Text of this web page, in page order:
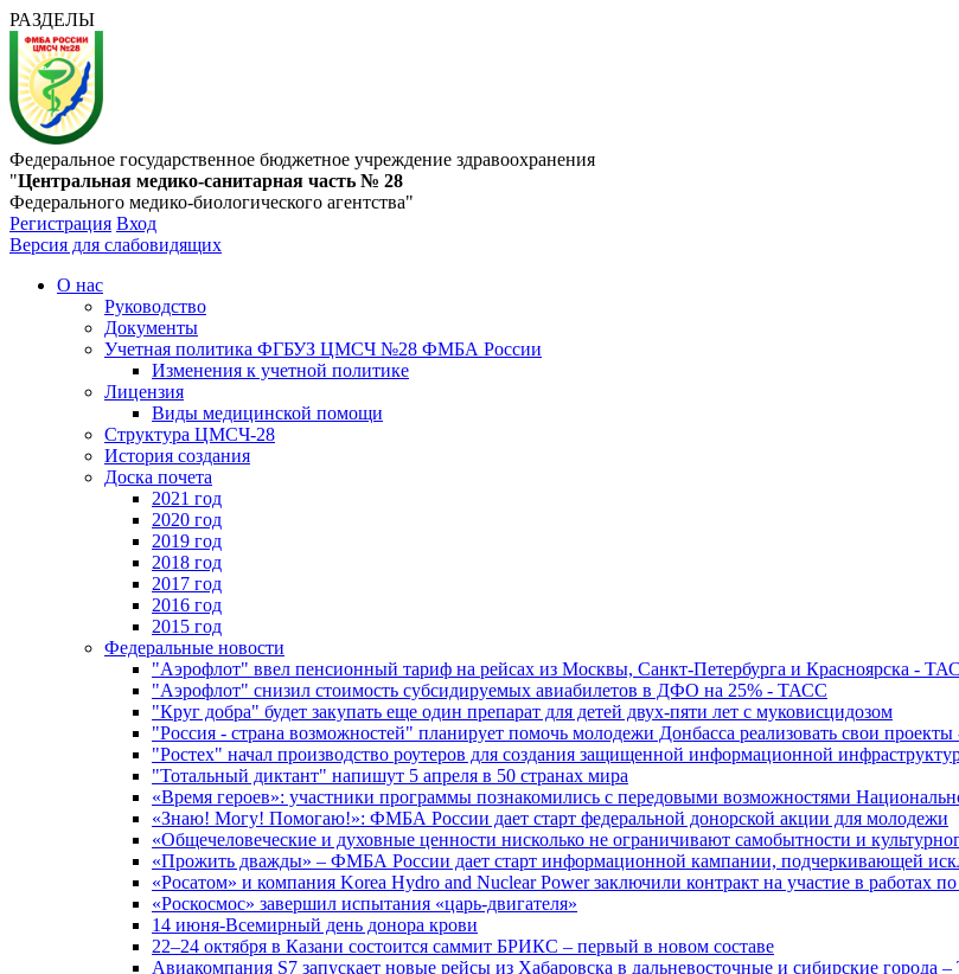
РАЗДЕЛЫ
Федеральное государственное бюджетное учреждение здравоохранения
"Центральная медико-санитарная часть № 28
Федерального медико-биологического агентства"
Регистрация Вход
Версия для слабовидящих
О нас
Руководство
Документы
Учетная политика ФГБУЗ ЦМСЧ №28 ФМБА России
Изменения к учетной политике
Лицензия
Виды медицинской помощи
Структура ЦМСЧ-28
История создания
Доска почета
2021 год
2020 год
2019 год
2018 год
2017 год
2016 год
2015 год
Федеральные новости
"Аэрофлот" ввел пенсионный тариф на рейсах из Москвы, Санкт-Петербурга и Красноярска -
"Аэрофлот" снизил стоимость субсидируемых авиабилетов в ДФО на 25% - ТАСС
"Круг добра" будет закупать еще один препарат для детей двух-пяти лет с муковисцидозом
"Россия - страна возможностей" планирует помочь молодежи Донбасса реализовать свои
"Ростех" начал производство роутеров для создания защищенной информационной
"Тотальный диктант" напишут 5 апреля в 50 странах мира
«Время героев»: участники программы познакомились с передовыми возможностями
«Знаю! Могу! Помогаю!»: ФМБА России дает старт федеральной донорской акции для молодежи
«Общечеловеческие и духовные ценности нисколько не ограничивают самобытности и
«Прожить дважды» – ФМБА России дает старт информационной кампании, подчеркивающей
«Росатом» и компания Korea Hydro and Nuclear Power заключили контракт на участие в работах
«Роскосмос» завершил испытания «царь-двигателя»
14 июня-Всемирный день донора крови
22–24 октября в Казани состоится саммит БРИКС – первый в новом составе
Авиакомпания S7 запускает новые рейсы из Хабаровска в дальневосточные и сибирские города